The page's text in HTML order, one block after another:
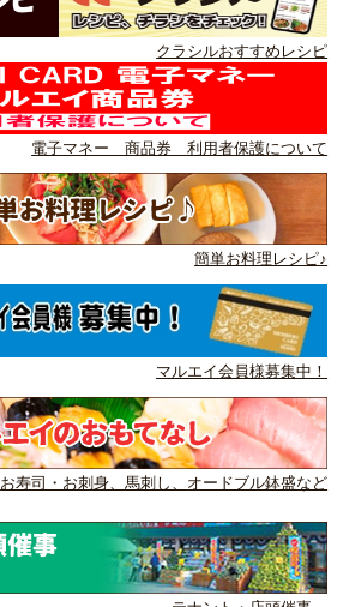
クラシルおすすめレシピ
電子マネー 商品券 利用者保護について
簡単お料理レシピ♪
マルエイ会員様募集中！
お寿司・お刺身、馬刺し、 オードブル鉢盛など